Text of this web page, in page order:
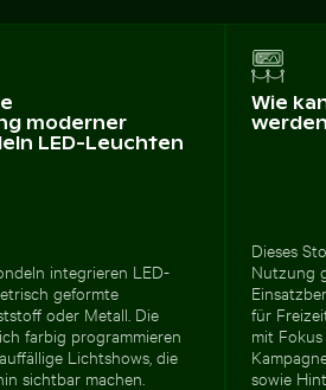
moderner
LED-Leuchten
integrieren LED-
geformte
oder Metall. Die
farbig programmieren
Lichtshows, die
sichtbar machen.
Wie
Dieses
Nutzung
für
mit
sowie